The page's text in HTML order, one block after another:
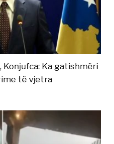
Ka gatishmëri
të vjetra